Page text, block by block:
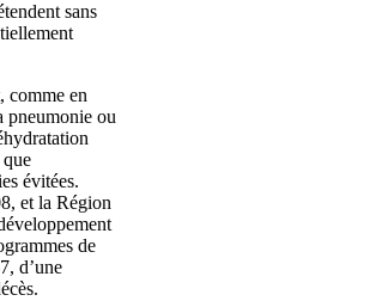
sans
comme en
pneumonie ou
évitées.
et la Région
de
d’une